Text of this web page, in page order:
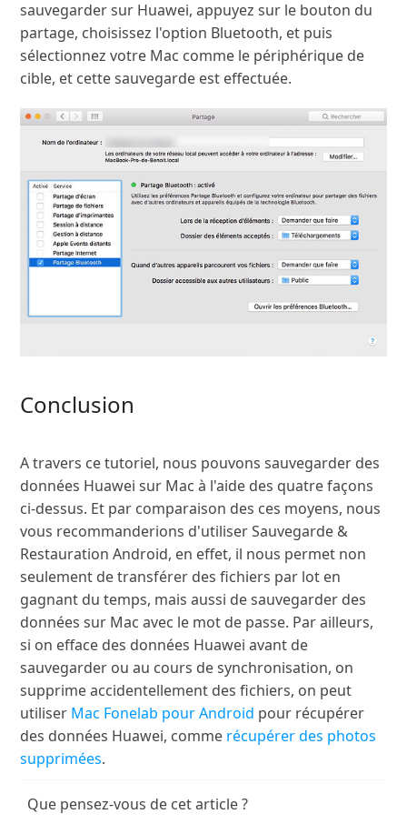
sauvegarder sur Huawei, appuyez sur le bouton du
partage, choisissez l'option Bluetooth, et puis
sélectionnez votre Mac comme le périphérique de
cible, et cette sauvegarde est effectuée.
Conclusion
A travers ce tutoriel, nous pouvons sauvegarder des
données Huawei sur Mac à l'aide des quatre façons
ci-dessus. Et par comparaison des ces moyens, nous
vous recommanderions d'utiliser Sauvegarde &
Restauration Android, en effet, il nous permet non
seulement de transférer des fichiers par lot en
gagnant du temps, mais aussi de sauvegarder des
données sur Mac avec le mot de passe. Par ailleurs,
si on efface des données Huawei avant de
sauvegarder ou au cours de synchronisation, on
supprime accidentellement des fichiers, on peut
utiliser Mac Fonelab pour Android pour récupérer
des données Huawei, comme récupérer des photos
supprimées.
Que pensez-vous de cet article ?